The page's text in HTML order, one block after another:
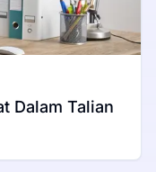
Dalam Talian